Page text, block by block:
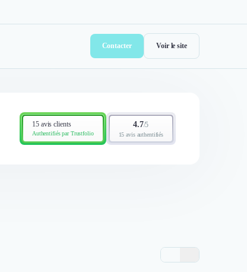
Contacter Voir le site
15 avis clients
Authentifiés par Trustfolio
4.7/5
15 avis authentifiés